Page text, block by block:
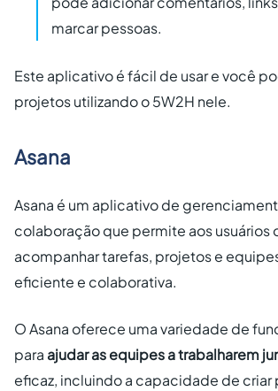
marcar pessoas.
Este aplicativo é fácil de usar e você
projetos utilizando o 5W2H nele.
Asana
Asana é um aplicativo de
colaboração que permite aos usuários
acompanhar tarefas, projetos e
eficiente e colaborativa.
O Asana oferece uma variedade de
para ajudar as equipes a trabalharem
eficaz, incluindo a capacidade de criar